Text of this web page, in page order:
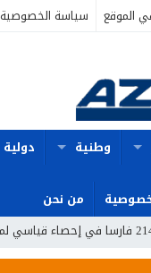
الموقع سياسة الخصوصية
وطنية دولية
من نحن